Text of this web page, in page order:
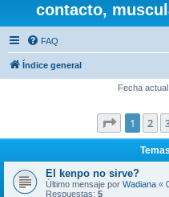
contacto,
FAQ
Índice general
Fecha
Página
1 2
El kenpo no sirve?
Último mensaje por Wadiana «
Respuestas: 5